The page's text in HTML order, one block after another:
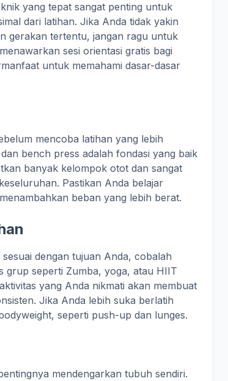
yang tepat sangat penting untuk
dari latihan. Jika Anda tidak yakin
gerakan tertentu, jangan ragu untuk
sesi orientasi gratis bagi
untuk memahami dasar-dasar
mencoba latihan yang lebih
bench press adalah fondasi yang baik
banyak kelompok otot dan sangat
Pastikan Anda belajar
beban yang lebih berat.
dengan tujuan Anda, cobalah
grup seperti Zumba, yoga, atau HIIT
yang Anda nikmati akan membuat
Jika Anda lebih suka berlatih
seperti push-up dan lunges.
mendengarkan tubuh sendiri.